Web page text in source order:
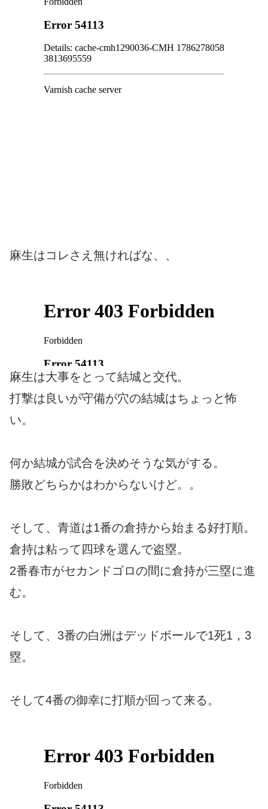
麻生はコレさえ無ければな、、
麻生は大事をとって結城と交代。
打撃は良いが守備が穴の結城はちょっと怖
い。
何か結城が試合を決めそうな気がする。
勝敗どちらかはわからないけど。。
そして、青道は1番の倉持から始まる好打順。
倉持は粘って四球を選んで盗塁。
2番春市がセカンドゴロの間に倉持が三塁に進
む。
そして、3番の白洲はデッドボールで1死1，3
塁。
そして4番の御幸に打順が回って来る。